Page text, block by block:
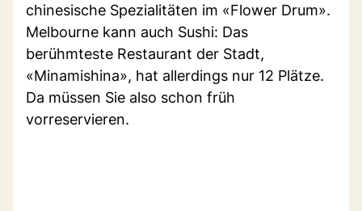
chinesische Spezialitäten im «Flower Drum».
Melbourne kann auch Sushi: Das
berühmteste Restaurant der Stadt,
«Minamishina», hat allerdings nur 12 Plätze.
Da müssen Sie also schon früh
vorreservieren.